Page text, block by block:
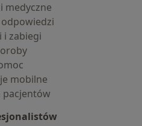
medyczne
i zabiegi
mobilne
pacjentów